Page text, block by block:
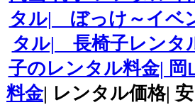
タル| ぼっけ～イベ
タル| 長椅子レンタ
子のレンタル料金|
料金| レンタル価格|